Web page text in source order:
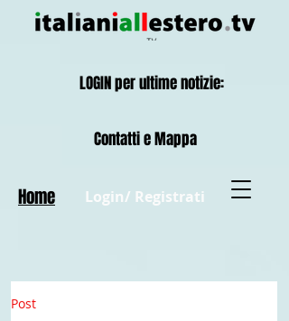
Login/ Registrati
Contatti e Mappa
Home
LOGIN per ultime notizie:
Post